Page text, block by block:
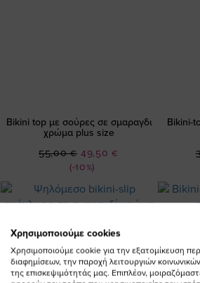
Bikini top με σούρες σε σμαραγδι
χρώμα plus size
(-10%)
Ειδική
Τιμή
49,50 €
55,00 €
Bikini-
Χρησιμοποιούμε cookies
Χρησιμοποιούμε cookie για την εξατομίκευση
διαφημίσεων, την παροχή λειτουργιών
της επισκεψιμότητάς μας. Επιπλέον,